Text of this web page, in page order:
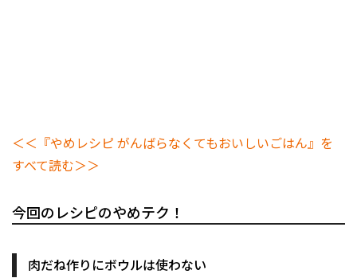
＜＜『やめレシピ がんばらなくてもおいしいごはん』を
すべて読む＞＞
今回のレシピのやめテク！
肉だね作りにボウルは使わない